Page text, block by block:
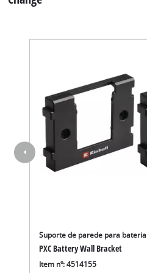
Suporte de parede para bateria
PXC Battery Wall Bracket
Item nº: 4514155